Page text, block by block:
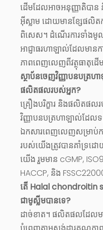
ដើមដែលអាចអនុញ្ញាតិបា
អ៊ីស្លាម ដោយមានខ្សែផលិ
ពិសេស។ ដំណើរការទាំងមូ
អាជ្ញាធរហាឡាល់ដែលមាន
ភាពពេញលេញពីវត្ថុធាតុដ
ស្ថាប័ន​ចេញ​វិញ្ញាបនបត្
ផលិតផល​របស់​អ្នក?
គ្រឿងបរិក្ខារ និងផលិតផល
វិញ្ញាបនបត្រហាឡាល់ដែល
ឯកសារពេញលេញសម្រាប់ក
របស់យើងត្រូវបានគាំទ្រ
យើង រួមមាន cGMP,
HACCP, និង
តើ Halal chondroitin
ជាមូស្លីមបានទេ?
ដាច់ខាត។ ផលិតផលដែលម